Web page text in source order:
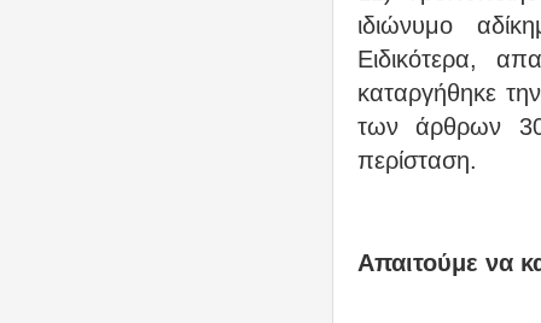
ιδιώνυμο
Ειδικότερα,
καταργήθηκε
των άρθρων
περίσταση.
Απαιτούμε να